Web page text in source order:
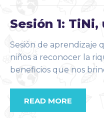
Sesión 1:
Sesión de aprendizaje
niños a reconocer la
beneficios que nos
READ MORE